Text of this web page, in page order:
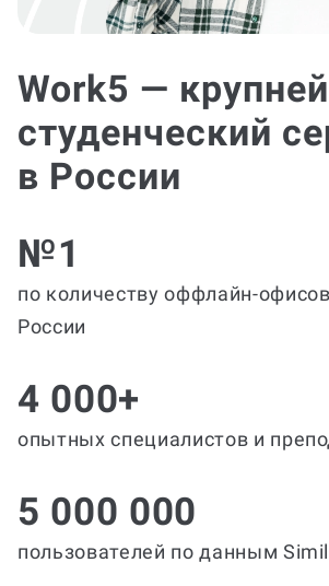
Work5 —
студенческий
в России
№1
по количеству оффлайн-
России
4 000+
опытных специалистов и
5 000 000
пользователей по данным